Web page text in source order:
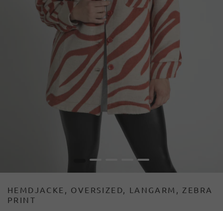
2 5
HEMDJACKE, OVERSIZED, LANGARM, ZEBRA
PRINT